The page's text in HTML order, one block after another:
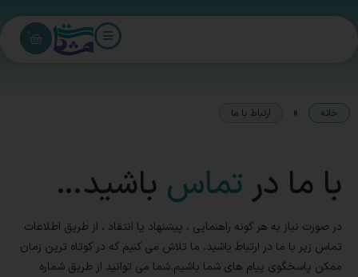
0
خانه » ارتباط با ما
با ما در تماس باشید…
در صورت نیاز به هر گونه راهنمایی ، پیشنهاد یا انتقاد ، از طریق اطلاعات
تماس زیر با ما در ارتباط باشید. ما تلاش می کنیم که در کوتاه ترین زمان
ممکن پاسخگوی پیام های شما باشیم.شما می توانید از طریق شماره